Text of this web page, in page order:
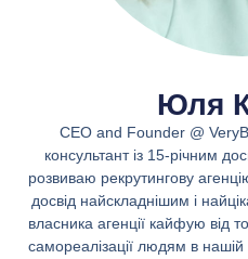
Юля
CEO and Founder @
консультант із 15-річним
розвиваю рекрутингову
досвід найскладнішим і
власника агенції кайфую від
самореалізації людям в нашій